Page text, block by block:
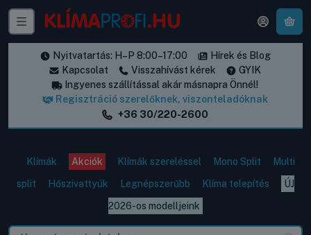
Nyitvatartás: H–P 8:00–17:00
Hírek és Blog
Kapcsolat
Visszahívást kérek
GYIK
Ingyenes szállítással akár másnapra Önnél!
Regisztráció szerelőknek, viszonteladóknak
+36 30/220-2600
Klímák Akciók Klímák szereléssel Mono Split
Multi
split
Hőszivattyúk Legnépszerűbb Klíma telepítés
ÚJ
2026-os modelljeink